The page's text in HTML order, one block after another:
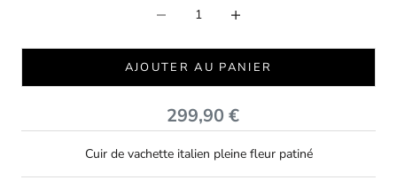
AJOUTER AU PANIER
Prix de vente
299,90 €
Cuir de vachette italien pleine fleur patiné